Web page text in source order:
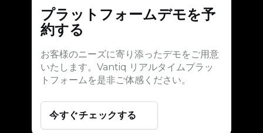
プラットフォームデモを予
約する
お客様のニーズに寄り添ったデモをご用意
いたします。Vantiq リアルタイムプラッ
トフォームを是非ご体感ください。
今すぐチェックする